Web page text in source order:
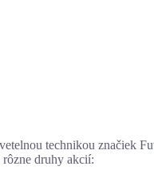
technikou značiek
druhy akcií: